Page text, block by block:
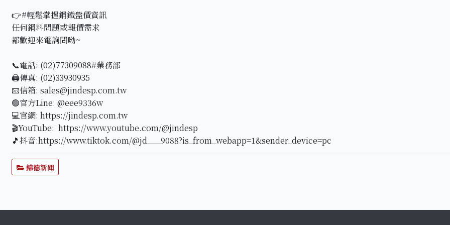
👉#輕鬆掌握鋼鐵盤價資訊
任何鋼料問題或報價需求
都歡迎來電詢問呦~
📞電話: (02)77309088#業務部
🖨傳真: (02)33930935
📧信箱: sales@jindesp.com.tw
🟢官方Line: @eee9336w
💻官網: https://jindesp.com.tw
🎬YouTube: https://www.youtube.com/@jindesp
🎵抖音:https://www.tiktok.com/@jd___9088?is_from_webapp=1&sender_device=pc
錦德新聞